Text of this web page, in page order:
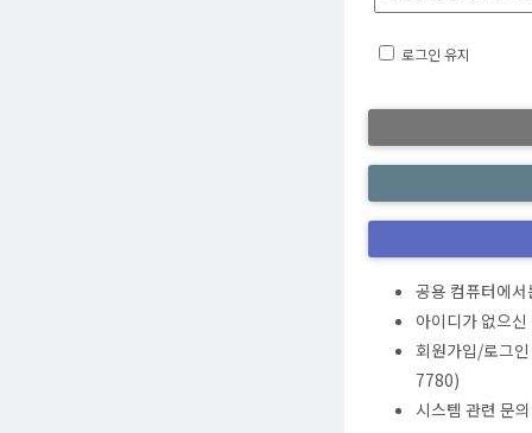
로그인 유지
공용 컴퓨터에
아이디가 없으
회원가입/로그
7780)
시스템 관련 문